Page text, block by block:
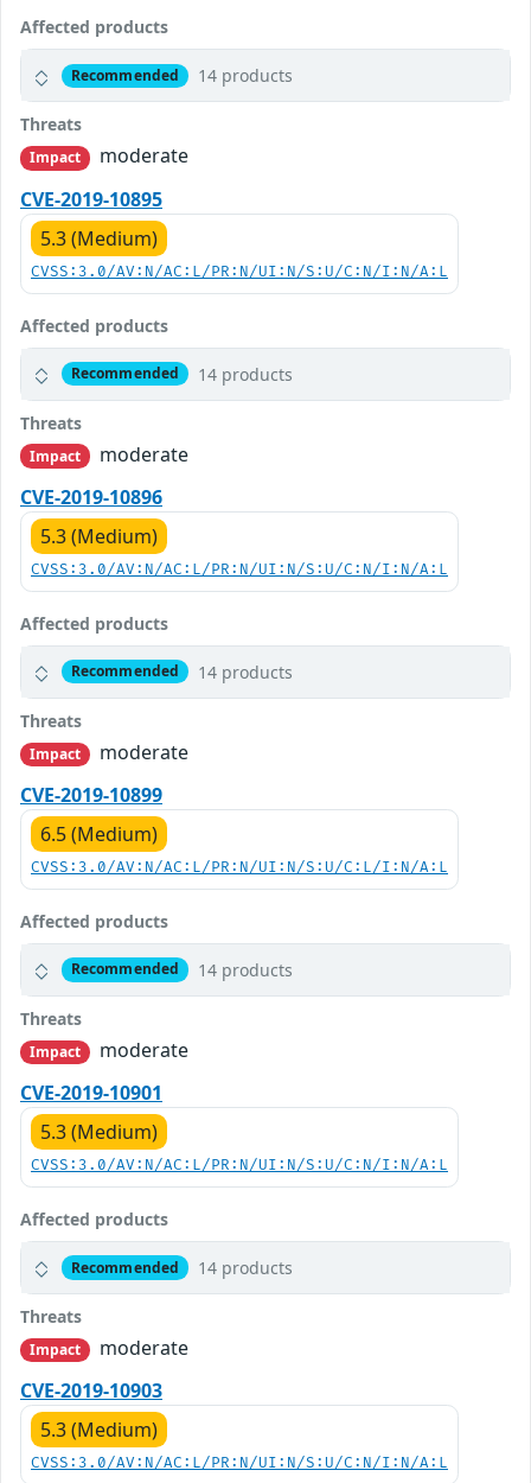
Affected products
Recommended 14 products
Threats
Impact
moderate
CVE-2019-10895
5.3 (Medium)
CVSS:3.0/AV:N/AC:L/PR:N/UI:N/S:U/C:N/I:N/A:L
Affected products
Recommended 14 products
Threats
Impact
moderate
CVE-2019-10896
5.3 (Medium)
CVSS:3.0/AV:N/AC:L/PR:N/UI:N/S:U/C:N/I:N/A:L
Affected products
Recommended 14 products
Threats
Impact
moderate
CVE-2019-10899
6.5 (Medium)
CVSS:3.0/AV:N/AC:L/PR:N/UI:N/S:U/C:L/I:N/A:L
Affected products
Recommended 14 products
Threats
Impact
moderate
CVE-2019-10901
5.3 (Medium)
CVSS:3.0/AV:N/AC:L/PR:N/UI:N/S:U/C:N/I:N/A:L
Affected products
Recommended 14 products
Threats
Impact
moderate
CVE-2019-10903
5.3 (Medium)
CVSS:3.0/AV:N/AC:L/PR:N/UI:N/S:U/C:N/I:N/A:L